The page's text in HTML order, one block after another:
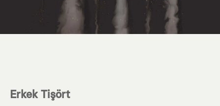
Erkek Tişört